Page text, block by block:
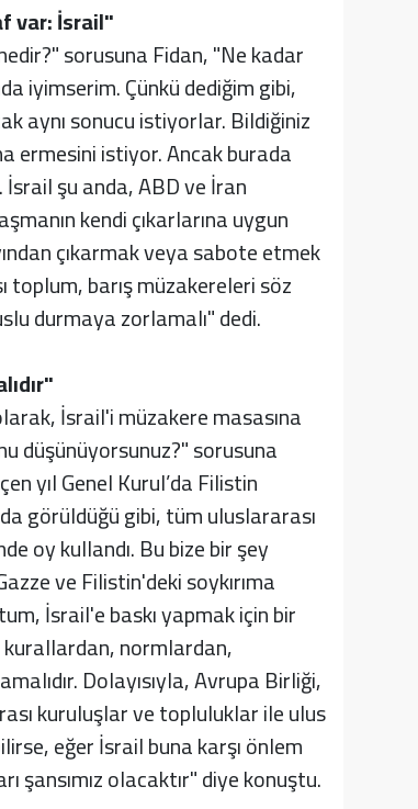
var: İsrail"
sorusuna Fidan, "Ne kadar
iyimserim. Çünkü dediğim gibi,
aynı sonucu istiyorlar. Bildiğiniz
ermesini istiyor. Ancak burada
şu anda, ABD ve İran
kendi çıkarlarına uygun
çıkarmak veya sabote etmek
toplum, barış müzakereleri söz
durmaya zorlamalı" dedi.
İsrail'i müzakere masasına
düşünüyorsunuz?" sorusuna
yıl Genel Kurul’da Filistin
görüldüğü gibi, tüm uluslararası
oy kullandı. Bu bize bir şey
ve Filistin'deki soykırıma
İsrail'e baskı yapmak için bir
kurallardan, normlardan,
Dolayısıyla, Avrupa Birliği,
kuruluşlar ve topluluklar ile ulus
eğer İsrail buna karşı önlem
şansımız olacaktır" diye konuştu.